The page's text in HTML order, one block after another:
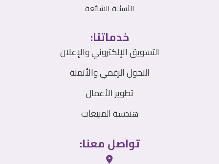
الأسئلة الشائعة
خدماتنا:
التسويق الإلكتروني والإعلان
التحول الرقمي والأتمتة
تطوير الأعمال
هندسة المبيعات
تواصل معنا: